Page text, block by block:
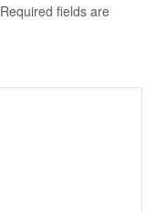
Required fields are